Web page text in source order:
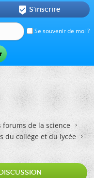
Se souvenir de moi ?
 S'inscrire
forums de la science
du collège et du lycée